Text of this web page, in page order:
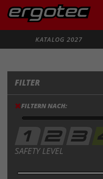
KATALOG 2027
FILTER
FILTERN NACH:
SAFETY LEVEL